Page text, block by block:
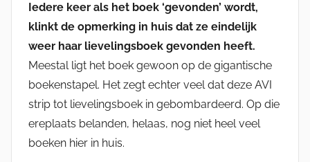
Iedere keer als het boek ‘gevonden’ wordt,
klinkt de opmerking in huis dat ze eindelijk
weer haar lievelingsboek gevonden heeft.
Meestal ligt het boek gewoon op de gigantische
boekenstapel. Het zegt echter veel dat deze AVI
strip tot lievelingsboek in gebombardeerd. Op die
ereplaats belanden, helaas, nog niet heel veel
boeken hier in huis.